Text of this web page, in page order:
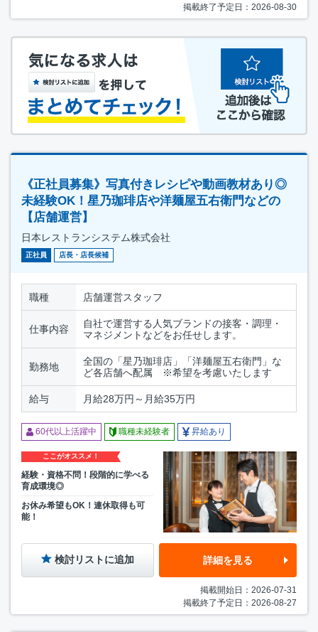
掲載終了予定日：2026-08-30
《正社員募集》写真付きレシピや動画教材あり◎
未経験OK！星乃珈琲店や洋麺屋五右衛門などの
【店舗運営】
日本レストランシステム株式会社
正社員 店長・店長候補
職種 店舗運営スタッフ
仕事内容
自社で運営する人気ブランドの接客・調理・
マネジメントなどをお任せします。
勤務地
全国の「星乃珈琲店」「洋麺屋五右衛門」な
ど各店舗へ配属 ※希望を考慮いたします
給与 月給28万円～月給35万円
60代以上活躍中 職種未経験者 昇給あり
ここがオススメ！
経験・資格不問！段階的に学べる
育成環境◎
お休み希望もOK！連休取得も可
能！
検討リストに追加 詳細を見る
掲載開始日：2026-07-31
掲載終了予定日：2026-08-27